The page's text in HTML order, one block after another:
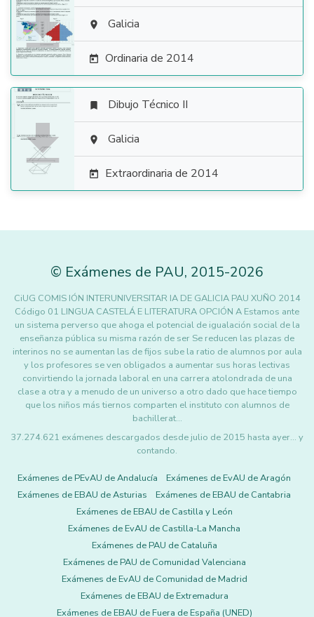
  Galicia
 Ordinaria de 2014

 Dibujo Técnico II
 Galicia
 Extraordinaria de 2014
© Exámenes de PAU, 2015-2026
CiUG COMIS IÓN INTERUNIVERSITAR IA DE GALICIA PAU XUÑO 2014
Código 01 LINGUA CASTELÁ E LITERATURA OPCIÓN A Estamos ante
un sistema perverso que ahoga el potencial de igualación social de la
enseñanza pública su misma razón de ser Se reducen las plazas de
interinos no se aumentan las de fijos sube la ratio de alumnos por aula
y los profesores se ven obligados a aumentar sus horas lectivas
convirtiendo la jornada laboral en una carrera atolondrada de una
clase a otra y a menudo de un universo a otro dado que hace tiempo
que los niños más tiernos comparten el instituto con alumnos de
bachillerat…
37.274.621 exámenes descargados desde julio de 2015 hasta ayer... y
contando.
Exámenes de PEvAU de Andalucía
Exámenes de EvAU de Aragón
Exámenes de EBAU de Asturias
Exámenes de EBAU de Cantabria
Exámenes de EBAU de Castilla y León
Exámenes de EvAU de Castilla-La Mancha
Exámenes de PAU de Cataluña
Exámenes de PAU de Comunidad Valenciana
Exámenes de EvAU de Comunidad de Madrid
Exámenes de EBAU de Extremadura
Exámenes de EBAU de Fuera de España (UNED)